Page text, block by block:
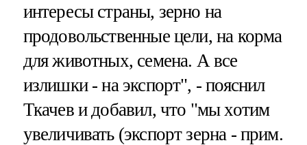
интересы страны, зерно на
продовольственные цели, на корма
для животных, семена. А все
излишки - на экспорт", - пояснил
Ткачев и добавил, что "мы хотим
увеличивать (экспорт зерна - прим.